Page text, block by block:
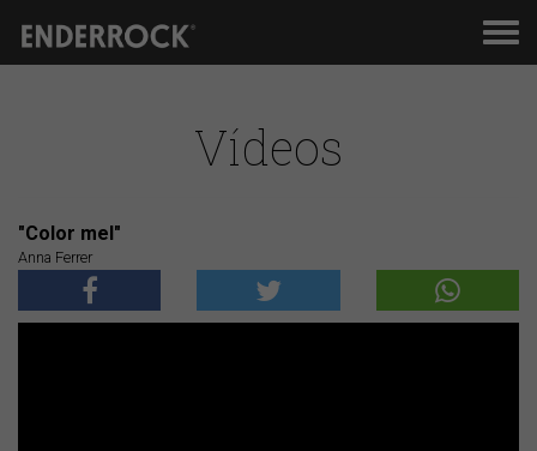
Vídeos
"Color mel"
Anna Ferrer